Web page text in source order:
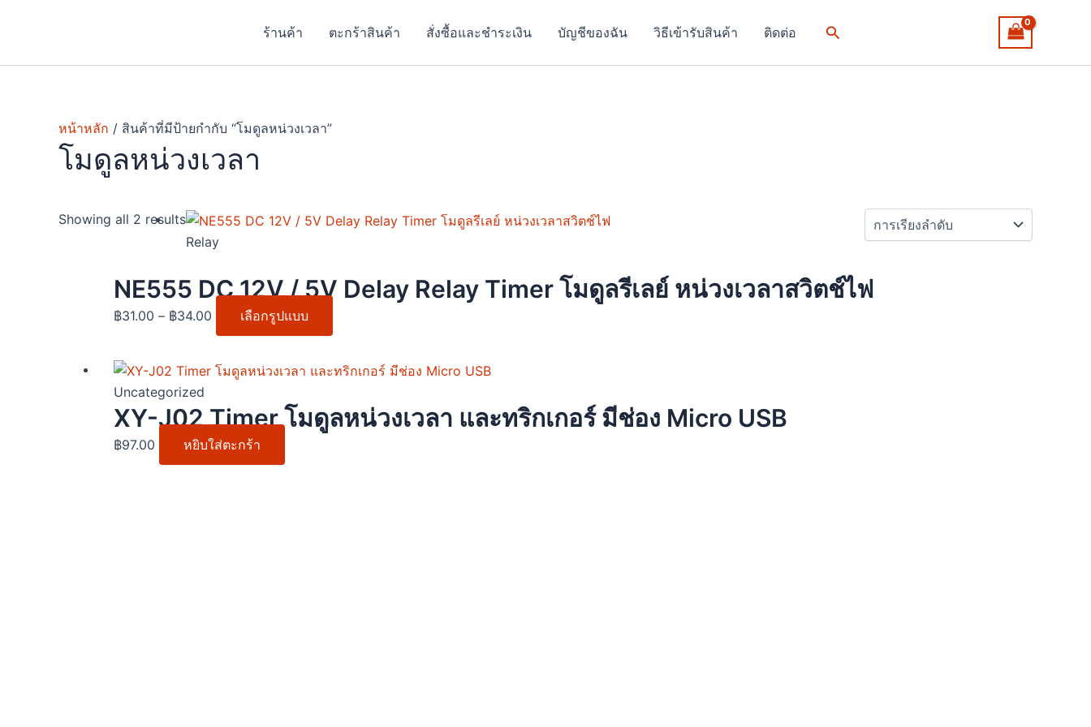
ร้านค้า ตะกร้าสินค้า สั่งซื้อและชำระเงิน บัญชีของฉัน วิธีเข้ารับสินค้า ติดต่อ Search
หน้าหลัก / สินค้าที่มีป้ายกำกับ “โมดูลหน่วงเวลา”
โมดูลหน่วงเวลา
Showing all 2 results
Relay
NE555 DC 12V / 5V Delay Relay Timer โมดูลรีเลย์ หน่วงเวลาสวิตช์ไฟ
฿31.00 – ฿34.00
Price
range:
through
฿34.00
เลือกรูปแบบ
This
multiple
variants.
may
chosen
on
Uncategorized
XY-J02 Timer โมดูลหน่วงเวลา และทริกเกอร์ มีช่อง Micro USB
฿97.00 หยิบใส่ตะกร้า